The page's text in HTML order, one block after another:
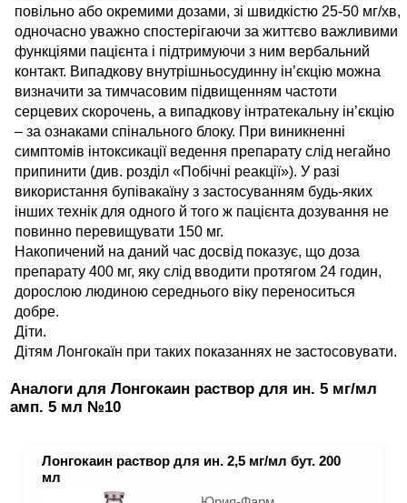
повільно або окремими дозами, зі швидкістю 25-50 мг/хв,
одночасно уважно спостерігаючи за життєво важливими
функціями пацієнта і підтримуючи з ним вербальний
контакт. Випадкову внутрішньосудинну ін’єкцію можна
визначити за тимчасовим підвищенням частоти
серцевих скорочень, а випадкову інтратекальну ін’єкцію
– за ознаками спінального блоку. При виникненні
симптомів інтоксикації ведення препарату слід негайно
припинити (див. розділ «Побічні реакції»). У разі
використання бупівакаїну з застосуванням будь-яких
інших технік для одного й того ж пацієнта дозування не
повинно перевищувати 150 мг.
Накопичений на даний час досвід показує, що доза
препарату 400 мг, яку слід вводити протягом 24 годин,
дорослою людиною середнього віку переноситься
добре.
Діти.
Дітям Лонгокаїн при таких показаннях не застосовувати.
Аналоги для Лонгокаин раствор для ин. 5 мг/мл
амп. 5 мл №10
Лонгокаин раствор для ин. 2,5 мг/мл бут. 200
мл